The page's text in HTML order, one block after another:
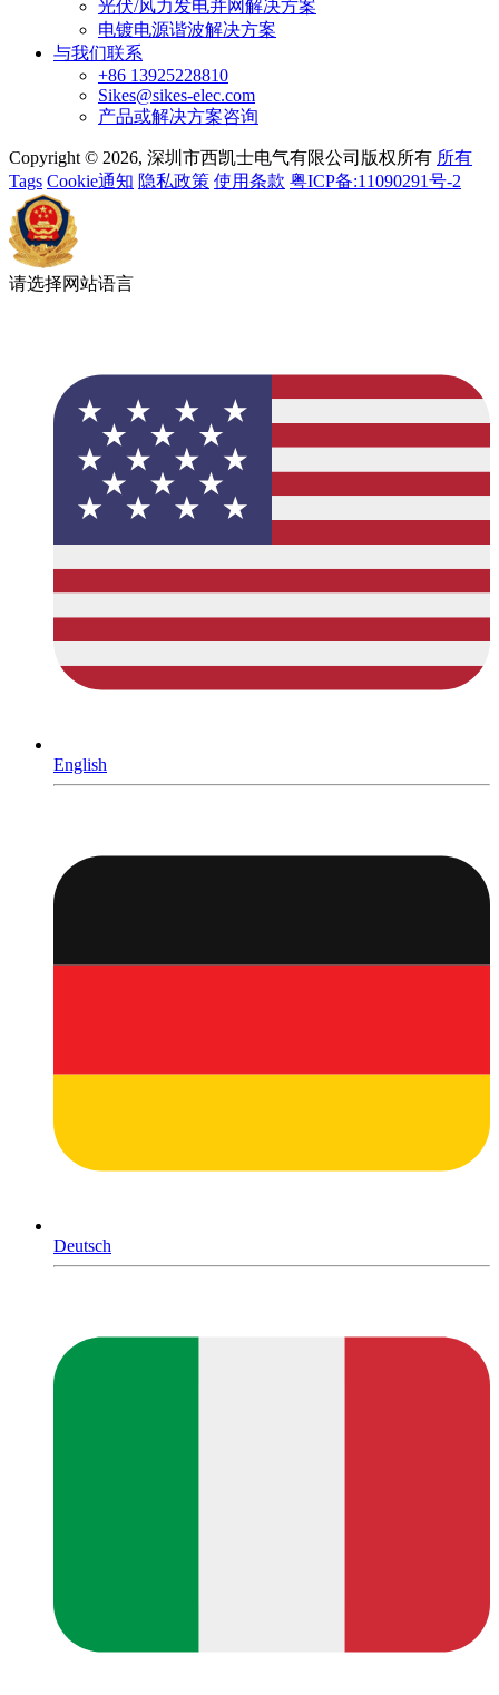
光伏/风力发电并网解决方案
电镀电源谐波解决方案
与我们联系
+86 13925228810
Sikes@sikes-elec.com
产品或解决方案咨询
Copyright © 2026, 深圳市西凯士电气有限公司版权所有 所有
Tags Cookie通知 隐私政策 使用条款 粤ICP备:11090291号-2
请选择网站语言
English
Deutsch